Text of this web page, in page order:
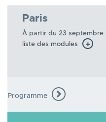
Paris
À partir du 23 septembre
liste des modules
Programme